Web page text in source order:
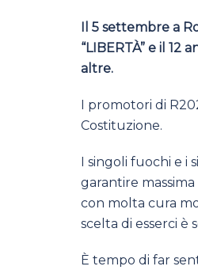
Il 5 settembre a
“LIBERTÀ” e il
altre.
I promotori di
Costituzione.
I singoli fuochi e i
garantire
con molta cura
scelta di esserci è
È tempo di far